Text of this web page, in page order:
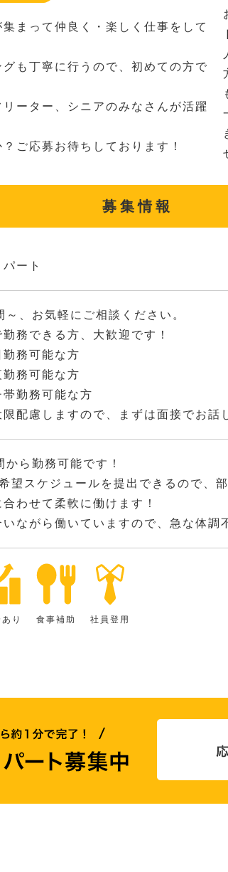
まって仲良く・楽しく仕事をして
も丁寧に行うので、初めての方で
ーター、シニアのみなさんが活躍
ご応募お待ちしております！
募集情報
ート
、お気軽にご相談ください。
務できる方、大歓迎です！
勤務可能な方
勤務可能な方
帯勤務可能な方
限配慮しますので、まずは面接でお話
ら勤務可能です！
望スケジュールを提出できるので、
わせて柔軟に働けます！
ながら働いていますので、急な体調
り 食事補助 社員登用